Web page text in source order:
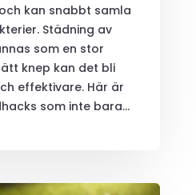
kan snabbt samla
Städning av
som en stor
knep kan det bli
effektivare. Här är
som inte bara...